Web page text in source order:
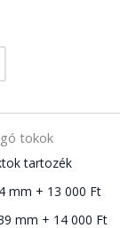
tokok
tartozék
mm + 13 000 Ft
mm + 14 000 Ft